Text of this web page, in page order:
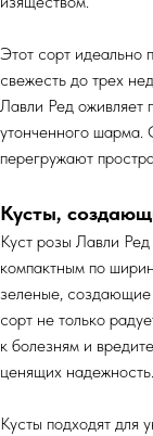
Этот сорт идеально
свежесть до трех
Лавли Ред оживляет
утонченного шарма.
перегружают
Кусты,
Куст розы Лавли
компактным по
зеленые,
сорт не только
к болезням и
ценящих надежность.
Кусты подходят для